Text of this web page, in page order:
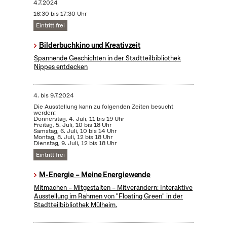
4.7.2024
16:30 bis 17:30 Uhr
Eintritt frei
Bilderbuchkino und Kreativzeit
Spannende Geschichten in der Stadtteilbibliothek
Nippes entdecken
4. bis9.7.2024
Die Ausstellung kann zu folgenden Zeiten besucht
werden:
Donnerstag, 4. Juli, 11 bis 19 Uhr
Freitag, 5. Juli, 10 bis 18 Uhr
Samstag, 6. Juli, 10 bis 14 Uhr
Montag, 8. Juli, 12 bis 18 Uhr
Dienstag, 9. Juli, 12 bis 18 Uhr
Eintritt frei
M-Energie – Meine Energiewende
Mitmachen – Mitgestalten – Mitverändern: Interaktive
Ausstellung im Rahmen von "Floating Green" in der
Stadtteilbibliothek Mülheim.